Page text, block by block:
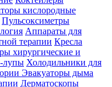
кислородные
Пульсоксиметры
Аппараты для
терапии Кресла
хирургические и
лупы Холодильники для
Эвакуаторы дыма
Дерматоскопы